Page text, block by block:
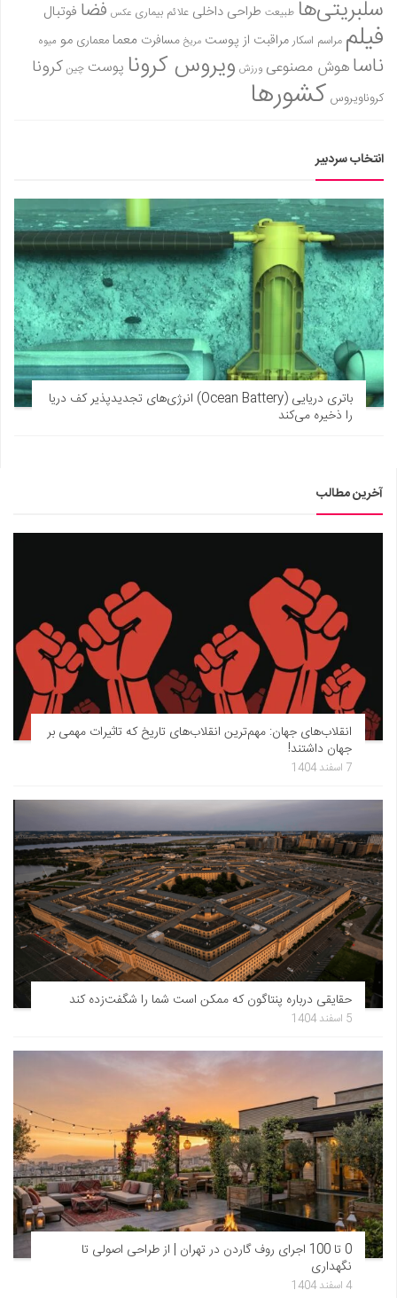
سلبریتی‌ها طبیعت طراحی داخلی علائم بیماری عکس فضا فوتبال
فیلم مراسم اسکارمراقبت از پوست مریخ مسافرت معمامعماری مو میوه
ناساهوش مصنوعی ورزش ویروس کرونا پوست چین کرونا
کروناویروس کشورها
انتخاب سردبیر
باتری دریایی (Ocean Battery) انرژی‌های تجدیدپذیر کف دریا
را ذخیره می‌کند
آخرین مطالب
انقلاب‌های جهان: مهم‌ترین انقلاب‌های تاریخ که تاثیرات مهمی بر
جهان داشتند!
7 اسفند 1404
حقایقی درباره پنتاگون که ممکن است شما را شگفت‌زده کند
5 اسفند 1404
0 تا 100 اجرای روف گاردن در تهران | از طراحی اصولی تا
نگهداری
4 اسفند 1404